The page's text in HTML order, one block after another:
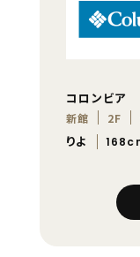
コロンビア
新館 2F
りよ